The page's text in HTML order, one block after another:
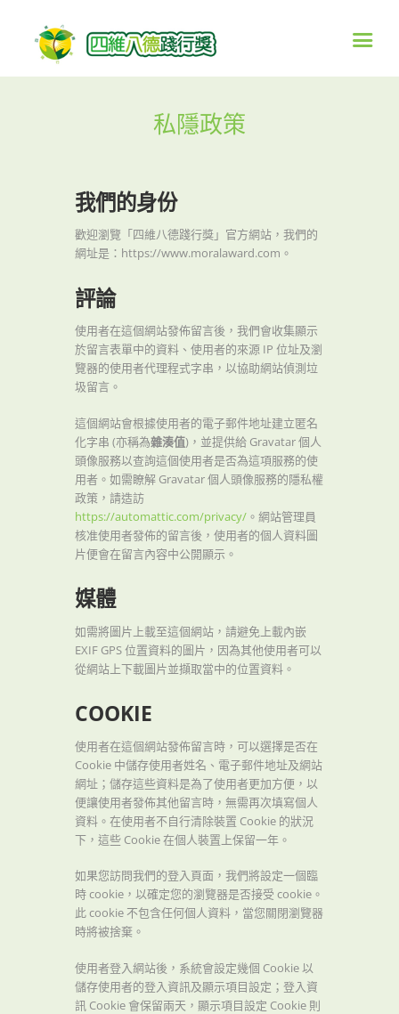
私隱政策
我們的身份
歡迎瀏覽「四維八德踐行獎」官方網站，我們的
網址是：https://www.moralaward.com。
評論
使用者在這個網站發佈留言後，我們會收集顯示
於留言表單中的資料、使用者的來源 IP 位址及瀏
覽器的使用者代理程式字串，以協助網站偵測垃
圾留言。
這個網站會根據使用者的電子郵件地址建立匿名
化字串 (亦稱為雜湊值)，並提供給 Gravatar 個人
頭像服務以查詢這個使用者是否為這項服務的使
用者。如需瞭解 Gravatar 個人頭像服務的隱私權
政策，請造訪
https://automattic.com/privacy/ 。網站管理員
核准使用者發佈的留言後，使用者的個人資料圖
片便會在留言內容中公開顯示。
媒體
如需將圖片上載至這個網站，請避免上載內嵌
EXIF GPS 位置資料的圖片，因為其他使用者可以
從網站上下載圖片並擷取當中的位置資料。
COOKIE
使用者在這個網站發佈留言時，可以選擇是否在
Cookie 中儲存使用者姓名、電子郵件地址及網站
網址；儲存這些資料是為了使用者更加方便，以
便讓使用者發佈其他留言時，無需再次填寫個人
資料。在使用者不自行清除裝置 Cookie 的狀況
下，這些 Cookie 在個人裝置上保留一年。
如果您訪問我們的登入頁面，我們將設定一個臨
時 cookie，以確定您的瀏覽器是否接受 cookie。
此 cookie 不包含任何個人資料，當您關閉瀏覽器
時將被捨棄。
使用者登入網站後，系統會設定幾個 Cookie 以
儲存使用者的登入資訊及顯示項目設定；登入資
訊 Cookie 會保留兩天，顯示項目設定 Cookie 則